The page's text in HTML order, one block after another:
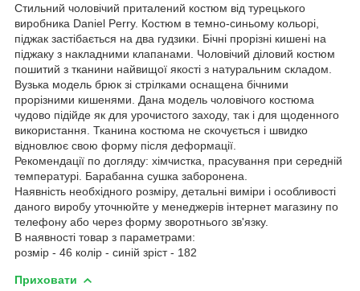
Стильний чоловічий приталений костюм від турецького
виробника Daniel Perry. Костюм в темно-синьому кольорі,
піджак застібається на два гудзики. Бічні прорізні кишені на
піджаку з накладними клапанами. Чоловічий діловий костюм
пошитий з тканини найвищої якості з натуральним складом.
Вузька модель брюк зі стрілками оснащена бічними
прорізними кишенями. Дана модель чоловічого костюма
чудово підійде як для урочистого заходу, так і для щоденного
використання. Тканина костюма не скочується і швидко
відновлює свою форму після деформації.
Рекомендації по догляду: хімчистка, прасування при середній
температурі. Барабанна сушка заборонена.
Наявність необхідного розміру, детальні виміри і особливості
даного виробу уточнюйте у менеджерів інтернет магазину по
телефону або через форму зворотнього зв'язку.
В наявності товар з параметрами:
розмір - 46 колір - синій зріст - 182
Приховати